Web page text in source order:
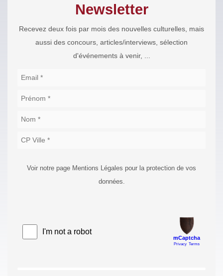
Newsletter
Recevez deux fois par mois des nouvelles culturelles, mais
aussi des concours, articles/interviews, sélection
d'événements à venir, ...
Voir notre page Mentions Légales pour la protection de vos
données.